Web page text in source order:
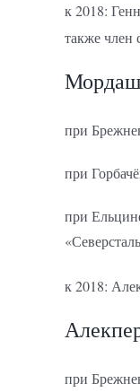
к 2018:
также член
при
при
при
к 2018:
при